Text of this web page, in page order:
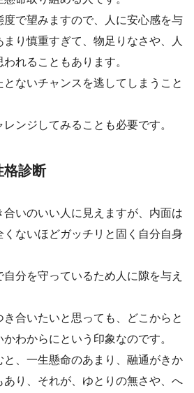
で望みますので、人に安心感を与
り慎重すぎて、物足りなさや、人
れることもあります。
ないチャンスを逃してしまうこと
ンジしてみることも必要です。
格診断
いのいい人に見えますが、内面は
ないほどガッチリと固く自分自身
分を守っているため人に隙を与え
合いたいと思っても、どこからと
わからにという印象なのです。
、一生懸命のあまり、融通がきか
り、それが、ゆとりの無さや、へ